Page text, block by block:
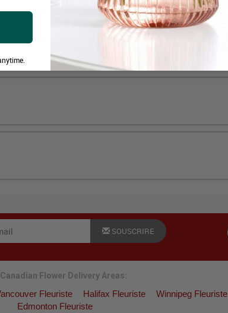
SOUSCRIRE
Flower Delivery Areas:
Fleuriste Halifax Fleuriste Winnipeg Fleuriste
Edmonton Fleuriste